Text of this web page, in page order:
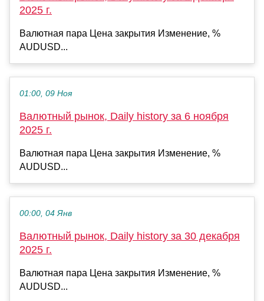
2025 г.
Валютная пара Цена закрытия Изменение, %
AUDUSD...
01:00, 09 Ноя
Валютный рынок, Daily history за 6 ноября
2025 г.
Валютная пара Цена закрытия Изменение, %
AUDUSD...
00:00, 04 Янв
Валютный рынок, Daily history за 30 декабря
2025 г.
Валютная пара Цена закрытия Изменение, %
AUDUSD...